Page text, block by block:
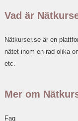
Vad är
Nätkurser.se är en
nätet inom en rad olika
etc.
Mer om
Faq